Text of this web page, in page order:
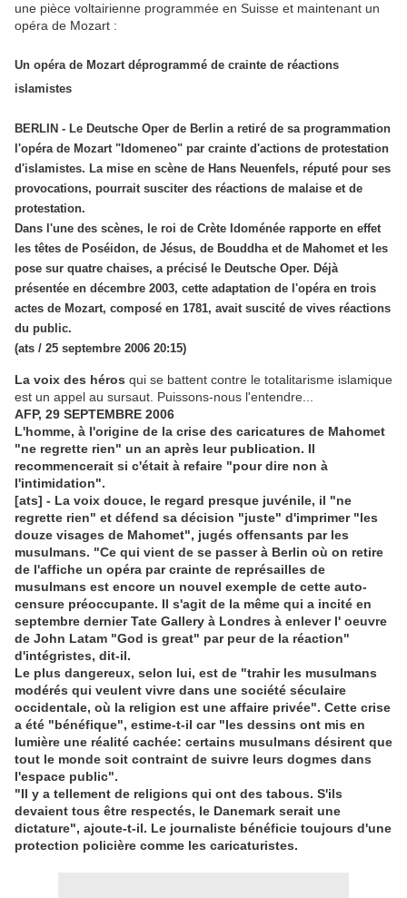
une pièce voltairienne programmée en Suisse et maintenant un
opéra de Mozart :
Un opéra de Mozart déprogrammé de crainte de réactions
islamistes
BERLIN - Le Deutsche Oper de Berlin a retiré de sa programmation
l'opéra de Mozart "Idomeneo" par crainte d'actions de protestation
d'islamistes. La mise en scène de Hans Neuenfels, réputé pour ses
provocations, pourrait susciter des réactions de malaise et de
protestation.
Dans l'une des scènes, le roi de Crète Idoménée rapporte en effet
les têtes de Poséidon, de Jésus, de Bouddha et de Mahomet et les
pose sur quatre chaises, a précisé le Deutsche Oper. Déjà
présentée en décembre 2003, cette adaptation de l'opéra en trois
actes de Mozart, composé en 1781, avait suscité de vives réactions
du public.
(ats / 25 septembre 2006 20:15)
La voix des héros qui se battent contre le totalitarisme islamique
est un appel au sursaut. Puissons-nous l'entendre...
AFP, 29 SEPTEMBRE 2006
L'homme, à l'origine de la crise des caricatures de Mahomet
"ne regrette rien" un an après leur publication. Il
recommencerait si c'était à refaire "pour dire non à
l'intimidation".
[ats] - La voix douce, le regard presque juvénile, il "ne
regrette rien" et défend sa décision "juste" d'imprimer "les
douze visages de Mahomet", jugés offensants par les
musulmans. "Ce qui vient de se passer à Berlin où on retire
de l'affiche un opéra par crainte de représailles de
musulmans est encore un nouvel exemple de cette auto-
censure préoccupante. Il s'agit de la même qui a incité en
septembre dernier Tate Gallery à Londres à enlever l' oeuvre
de John Latam "God is great" par peur de la réaction"
d'intégristes, dit-il.
Le plus dangereux, selon lui, est de "trahir les musulmans
modérés qui veulent vivre dans une société séculaire
occidentale, où la religion est une affaire privée". Cette crise
a été "bénéfique", estime-t-il car "les dessins ont mis en
lumière une réalité cachée: certains musulmans désirent que
tout le monde soit contraint de suivre leurs dogmes dans
l'espace public".
"Il y a tellement de religions qui ont des tabous. S'ils
devaient tous être respectés, le Danemark serait une
dictature", ajoute-t-il. Le journaliste bénéficie toujours d'une
protection policière comme les caricaturistes.